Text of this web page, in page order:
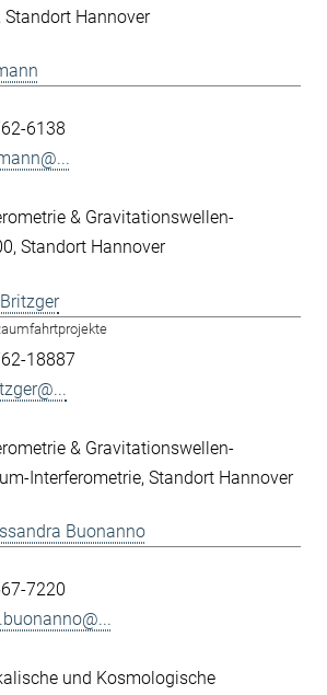
Standort Hannover
6138
& Gravitationswellen-
Standort Hannover
18887
& Gravitationswellen-
Interferometrie Standort Hannover
Buonanno
7220
und Kosmologische